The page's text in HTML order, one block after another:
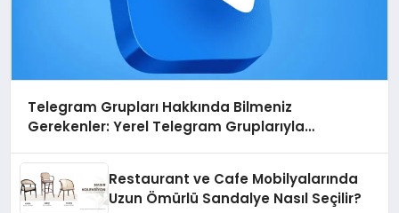
Telegram Grupları Hakkında Bilmeniz
Gerekenler: Yerel Telegram Gruplarıyla
Restaurant ve Cafe Mobilyalarında
Uzun Ömürlü Sandalye Nasıl Seçilir?